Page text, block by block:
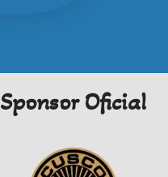
Sponsor Oficial